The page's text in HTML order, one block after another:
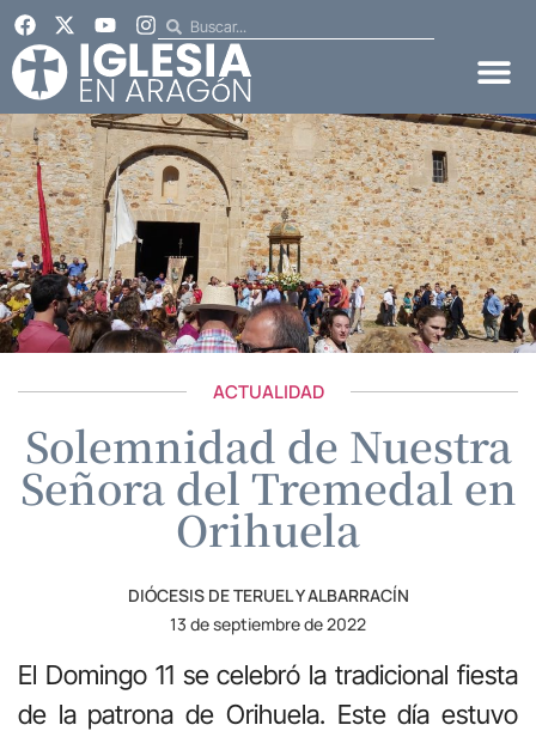
ACTUALIDAD
Solemnidad de Nuestra
Señora del Tremedal en
Orihuela
DIÓCESIS DE TERUEL Y ALBARRACÍN
13 de septiembre de 2022
El Domingo 11 se celebró la tradicional fiesta
de la patrona de Orihuela. Este día estuvo